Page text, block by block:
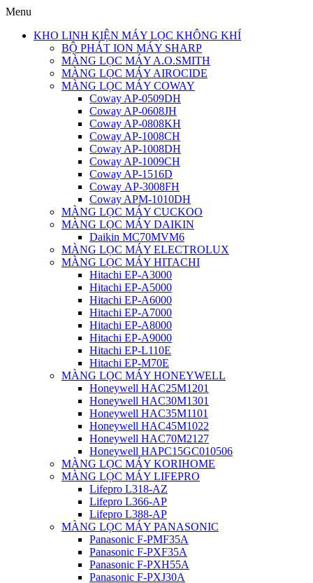
Menu
KHO LINH KIỆN MÁY LỌC KHÔNG KHÍ
BỘ PHÁT ION MÁY SHARP
MÀNG LỌC MÁY A.O.SMITH
MÀNG LỌC MÁY AIROCIDE
MÀNG LỌC MÁY COWAY
Coway AP-0509DH
Coway AP-0608JH
Coway AP-0808KH
Coway AP-1008CH
Coway AP-1008DH
Coway AP-1009CH
Coway AP-1516D
Coway AP-3008FH
Coway APM-1010DH
MÀNG LỌC MÁY CUCKOO
MÀNG LỌC MÁY DAIKIN
Daikin MC70MVM6
MÀNG LỌC MÁY ELECTROLUX
MÀNG LỌC MÁY HITACHI
Hitachi EP-A3000
Hitachi EP-A5000
Hitachi EP-A6000
Hitachi EP-A7000
Hitachi EP-A8000
Hitachi EP-A9000
Hitachi EP-L110E
Hitachi EP-M70E
MÀNG LỌC MÁY HONEYWELL
Honeywell HAC25M1201
Honeywell HAC30M1301
Honeywell HAC35M1101
Honeywell HAC45M1022
Honeywell HAC70M2127
Honeywell HAPC15GC010506
MÀNG LỌC MÁY KORIHOME
MÀNG LỌC MÁY LIFEPRO
Lifepro L318-AZ
Lifepro L366-AP
Lifepro L388-AP
MÀNG LỌC MÁY PANASONIC
Panasonic F-PMF35A
Panasonic F-PXF35A
Panasonic F-PXH55A
Panasonic F-PXJ30A